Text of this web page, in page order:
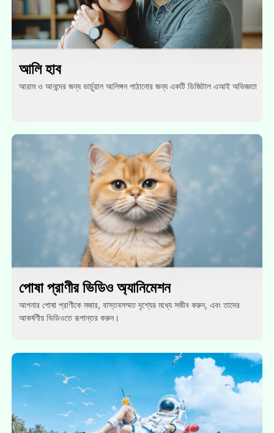
আলি হাব
আরাম ও আনন্দের জন্য ভার্চুয়াল আলিঙ্গন পাঠানোর জন্য একটি ডিজিটাল এআই অভিজ্ঞতা
পোষা প্রাণীর ভিডিও অ্যানিমেশন
আপনার পোষা প্রাণীকে মজার, বাস্তবসম্মত দৃশ্যের মধ্যে সজীব করুন, এবং তাদের
আকর্ষণীয় ভিডিওতে রূপান্তর করুন।